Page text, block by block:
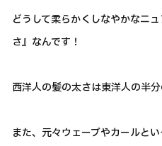
どうして柔らかくしなやかなニ
さ』なんです！
西洋人の髪の太さは東洋人の半分
また、元々ウェーブやカールと